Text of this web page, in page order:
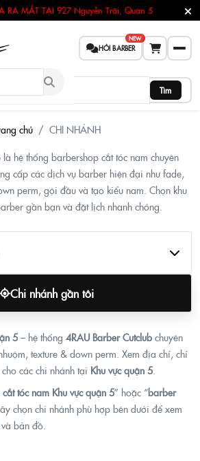
RA MẮT TẠI 927 Nguyễn Trãi, Quận 5
HỎI BARBER
NEW
Tìm
Khu vực quận 5 –
chủ
CHI NHÁNH
hệ thống barbershop cắt tóc nam chuyên
cấp các dịch vụ barber hiện đại như fade,
perm, gội đầu và tạo kiểu nam. Chọn khu
gần bạn và đặt lịch nhanh chóng.
Chi nhánh gần tôi
5 – hệ thống 4RAU Barber Cutclub chuyên
texture & down perm. Xem địa chỉ, chỉ
các chi nhánh tại Khu vực quận 5.
tóc nam Khu vực quận 5” hoặc “barber
chọn chi nhánh phù hợp bên dưới để xem
bản đồ.